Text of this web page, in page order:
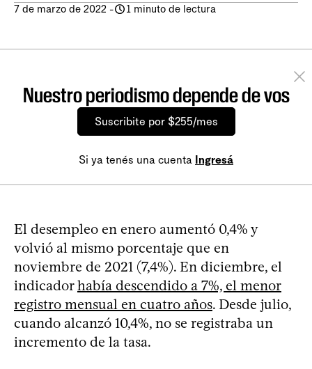
7 de marzo de 2022 - 1 minuto de lectura
Nuestro periodismo depende de vos
Suscribite por $255/mes
Si ya tenés una cuenta Ingresá
El desempleo en enero aumentó 0,4% y
volvió al mismo porcentaje que en
noviembre de 2021 (7,4%). En diciembre, el
indicadorhabía descendido a 7%, el menor
registro mensual en cuatro años. Desde julio,
cuando alcanzó 10,4%, no se registraba un
incremento de la tasa.